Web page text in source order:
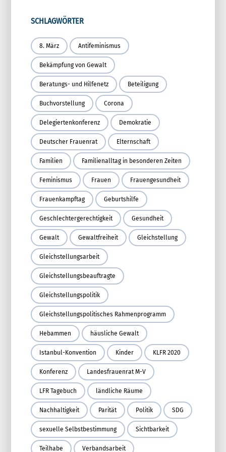
SCHLAGWÖRTER
8. März Antifeminismus
Bekämpfung von Gewalt
Beratungs- und Hilfenetz Beteiligung
Buchvorstellung Corona
Delegiertenkonferenz Demokratie
Deutscher Frauenrat Elternschaft
Familien Familienalltag in besonderen Zeiten
Feminismus Frauen Frauengesundheit
Frauenkampftag Geburtshilfe
Geschlechtergerechtigkeit Gesundheit
Gewalt Gewaltfreiheit Gleichstellung
Gleichstellungsarbeit
Gleichstellungsbeauftragte
Gleichstellungspolitik
Gleichstellungspolitisches Rahmenprogramm
Hebammen häusliche Gewalt
Istanbul-Konvention Kinder KLFR 2020
Konferenz Landesfrauenrat M-V
LFR Tagebuch ländliche Räume
Nachhaltigkeit Parität Politik SDG
sexuelle Selbstbestimmung Sichtbarkeit
Teilhabe Verbandsarbeit